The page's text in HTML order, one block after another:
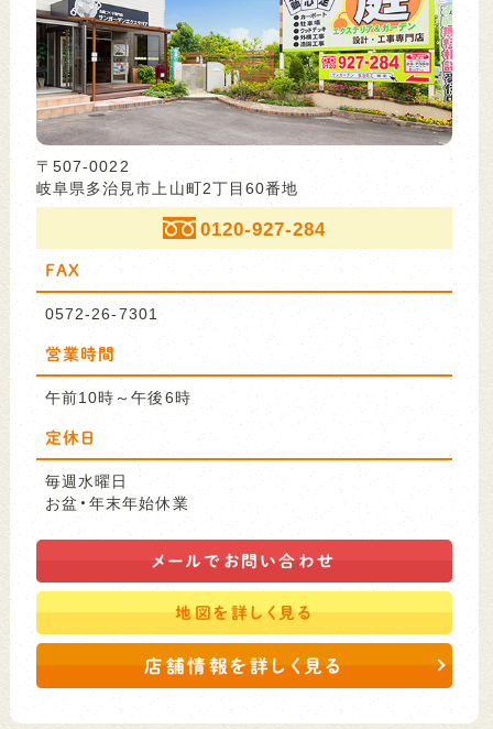
〒507-0022
岐阜県多治見市上山町2丁目60番地
0120-927-284
FAX
0572-26-7301
営業時間
午前10時～午後6時
定休日
毎週水曜日
お盆・年末年始休業
メールで お問い合わせ
地図を詳しく見る
店舗情報を詳しく見る